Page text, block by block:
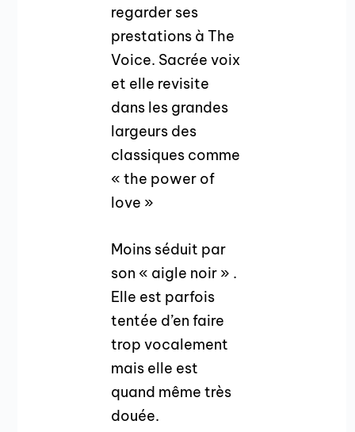
regarder ses
prestations à The
Voice. Sacrée voix
et elle revisite
dans les grandes
largeurs des
classiques comme
« the power of
love »
Moins séduit par
son « aigle noir » .
Elle est parfois
tentée d’en faire
trop vocalement
mais elle est
quand même très
douée.